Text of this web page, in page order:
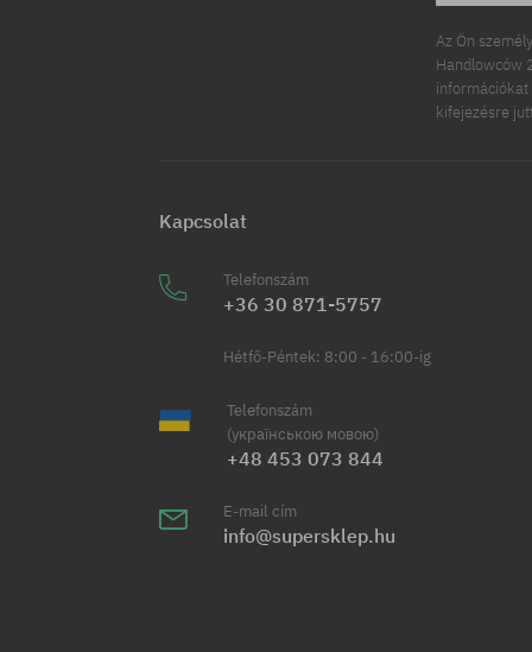
Az Ön
Handlowców
információkat
kifejezésre
Kapcsolat
Telefonszám
+36 30 871-5757
Hétfő-Péntek: 8:00 - 16:00-ig
Telefonszám
(українською мовою)
+48 453 073 844
E-mail cím
info@supersklep.hu